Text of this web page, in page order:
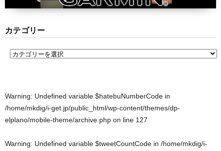
カテゴリー
Warning: Undefined variable $hatebuNumberCode in
/home/mkdig/i-get.jp/public_html/wp-content/themes/dp-
elplano/mobile-theme/archive.php on line 127
Warning: Undefined variable $tweetCountCode in /home/mkdig/i-